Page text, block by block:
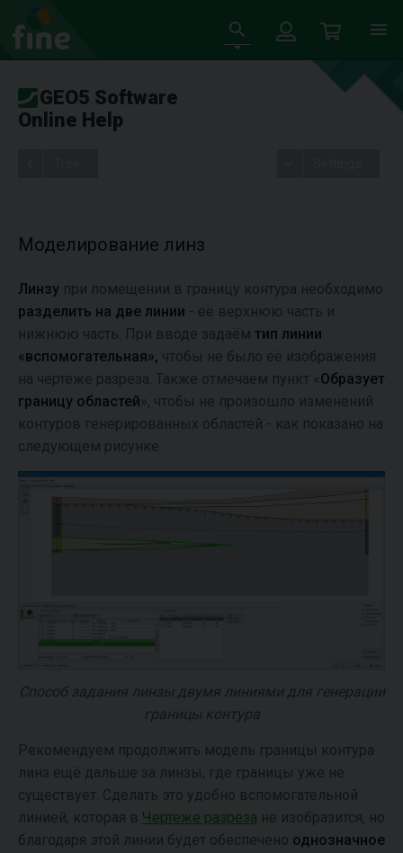
GEO5 Software
Online Help
Моделирование линз
Линзу при помещении в границу контура необходимо
разделить на две линии - её верхнюю часть и
нижнюю часть. При вводе задаём тип линии
«вспомогательная», чтобы не было её изображения
на чертеже разреза. Также отмечаем пункт « Образует
границу областей », чтобы не произошло изменений
контуров генерированных областей - как показано на
следующем рисунке.
Способ задания линзы двумя линиями для генерации
границы контура
Рекомендуем продолжить модель границы контура
линз ещё дальше за линзы, где границы уже не
существует. Сделать это удобно вспомогательной
линией, которая в Чертеже разреза не изобразится, но
благодаря этой линии будет обеспечено однозначное